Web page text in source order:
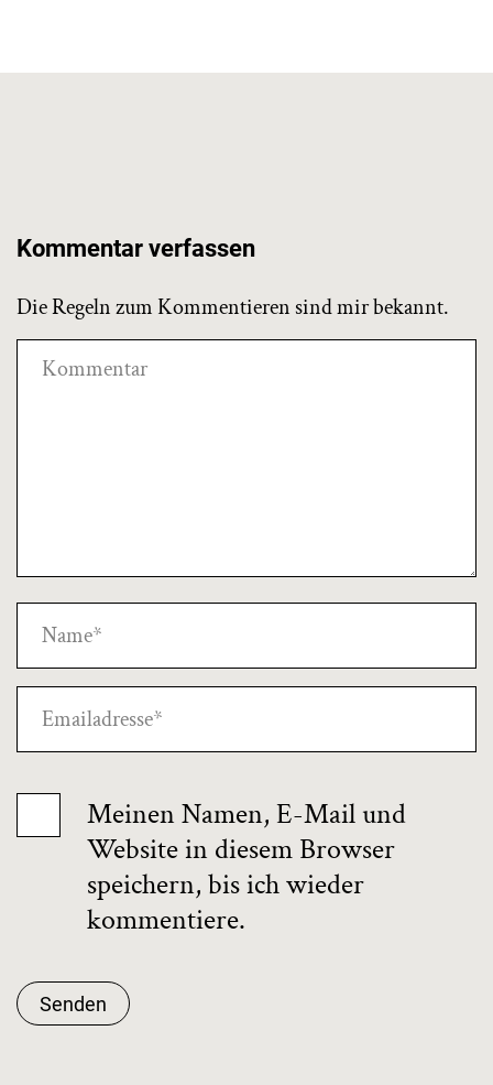
Kommentar verfassen
Die Regeln zum Kommentieren sind mir bekannt.
Meinen Namen, E-Mail und
Website in diesem Browser
speichern, bis ich wieder
kommentiere.
Senden